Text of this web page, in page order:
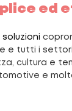
ed
e tutti i
cultura e
e